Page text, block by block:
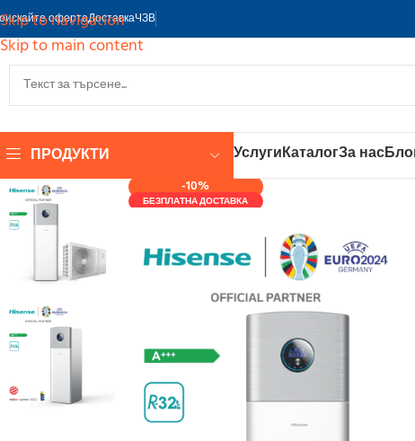
Skip to navigation
Skip to main content
офертаДоставкаЧЗВ
ПРОДУКТИ УслугиКаталогЗа нас
-10%
БЕЗПЛАТНА ДОСТАВКА